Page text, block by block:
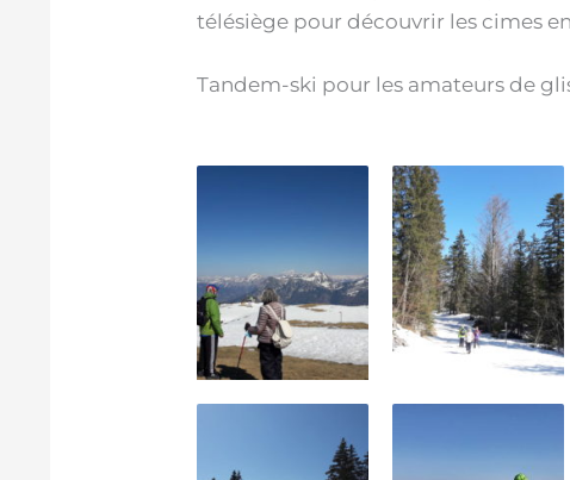
télésiège pour découvrir les cimes
Tandem-ski pour les amateurs de